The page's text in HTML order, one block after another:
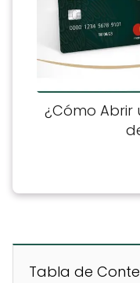
¿Cómo Abrir
Tabla de